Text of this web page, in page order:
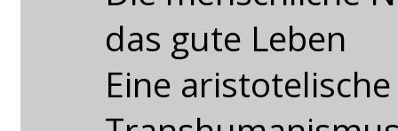
das gute Leben
Eine